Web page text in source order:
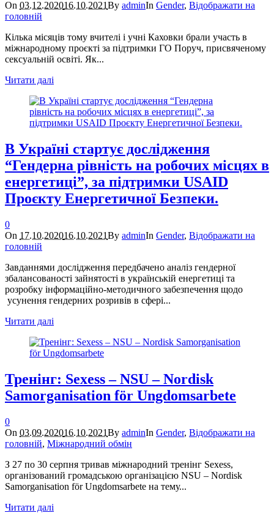
On 03.12.202016.10.2021By adminIn Gender, Відображати на
головній
Кілька місяців тому вчителі і учні Каховки брали участь в
міжнародному проєкті за підтримки ГО Поруч, присвяченому
сексуальній освіті. Як...
Читати далі
В Україні стартує дослідження
“Гендерна рівність на робочих місцях в
енергетиці”, за підтримки USAID
Проєкту Енергетичної Безпеки.
0
On 17.10.202016.10.2021By adminIn Gender, Відображати на
головній
Завданнями дослідження передбачено аналіз гендерної
збалансованості зайнятості в українській енергетиці та
розробку інформаційно-методичного забезпечення щодо
усунення гендерних розривів в сфері...
Читати далі
Тренінг: Sexess – NSU – Nordisk
Samorganisation för Ungdomsarbete
0
On 03.09.202016.10.2021By adminIn Gender, Відображати на
головній, Міжнародний обмін
З 27 по 30 серпня тривав міжнародний тренінг Sexess,
організований громадською організацією NSU – Nordisk
Samorganisation för Ungdomsarbete на тему...
Читати далі